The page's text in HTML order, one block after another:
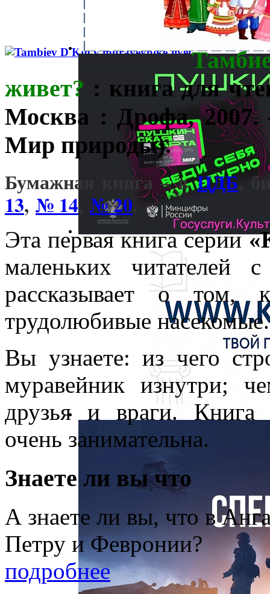
живет? : книга для
Москва : Дрофа,
Мир природы).
Бумажная книга – вЦДБ,
13, № 14 № 20.
Эта первая книга серии
маленьких читателей
рассказывает о том,
трудолюбивые насекомые.
Вы узнаете: из чего
муравейник изнутри;
друзья и враги. Книга
очень занимательна.
Знаете ли вы что
А знаете ли вы, что в
Петру и Февронии?
подробнее